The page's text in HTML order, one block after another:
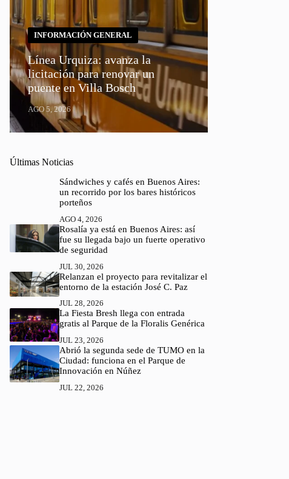
INFORMACIÓN GENERAL
Línea Urquiza: avanza la
licitación para renovar un
puente en Villa Bosch
AGO 5, 2026
Últimas Noticias
Sándwiches y cafés en Buenos Aires:
un recorrido por los bares históricos
porteños
AGO 4, 2026
Rosalía ya está en Buenos Aires: así
fue su llegada bajo un fuerte operativo
de seguridad
JUL 30, 2026
Relanzan el proyecto para revitalizar el
entorno de la estación José C. Paz
JUL 28, 2026
La Fiesta Bresh llega con entrada
gratis al Parque de la Floralis Genérica
JUL 23, 2026
Abrió la segunda sede de TUMO en la
Ciudad: funciona en el Parque de
Innovación en Núñez
JUL 22, 2026